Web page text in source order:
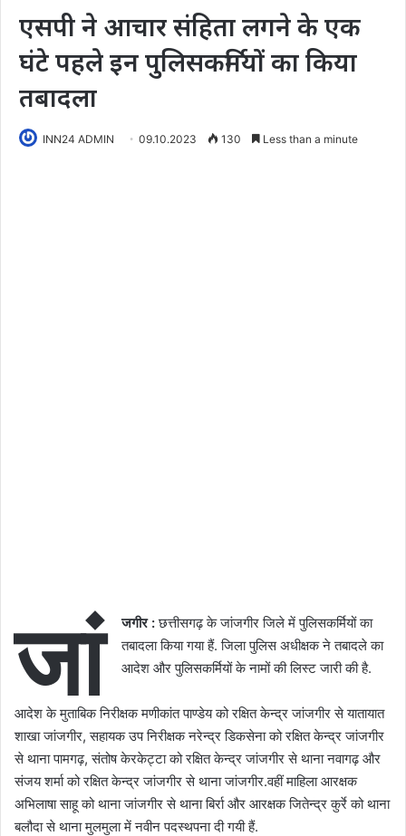
एसपी ने आचार संहिता लगने के एक
घंटे पहले इन पुलिसकर्मियों का किया
तबादला
INN24 ADMIN 09.10.2023 130 Less than a minute
जां जगीर :छत्तीसगढ़ के जांजगीर जिले में पुलिसकर्मियों का
तबादला किया गया हैं. जिला पुलिस अधीक्षक ने तबादले का
आदेश और पुलिसकर्मियों के नामों की लिस्ट जारी की है.
आदेश के मुताबिक निरीक्षक मणीकांत पाण्डेय को रक्षित केन्द्र जांजगीर से यातायात
शाखा जांजगीर, सहायक उप निरीक्षक नरेन्द्र डिकसेना को रक्षित केन्द्र जांजगीर
से थाना पामगढ़, संतोष केरकेट्टा को रक्षित केन्द्र जांजगीर से थाना नवागढ़ और
संजय शर्मा को रक्षित केन्द्र जांजगीर से थाना जांजगीर.वहीं माहिला आरक्षक
अभिलाषा साहू को थाना जांजगीर से थाना बिर्रा और आरक्षक जितेन्द्र कुर्रे को थाना
बलौदा से थाना मुलमुला में नवीन पदस्थपना दी गयी हैं.